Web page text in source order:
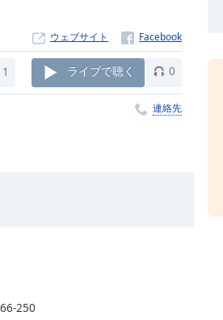
ウェブサイト
ライブで聴く 0
連絡先
250